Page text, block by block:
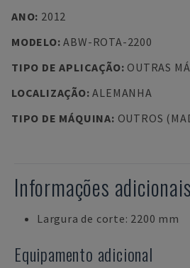
ANO: 2012
MODELO:ABW-ROTA-2200
TIPO DE APLICAÇÃO: OUTRAS
LOCALIZAÇÃO:ALEMANHA
TIPO DE MÁQUINA: OUTROS
Informações adicionais
Largura de corte: 2200 mm
Equipamento adicional